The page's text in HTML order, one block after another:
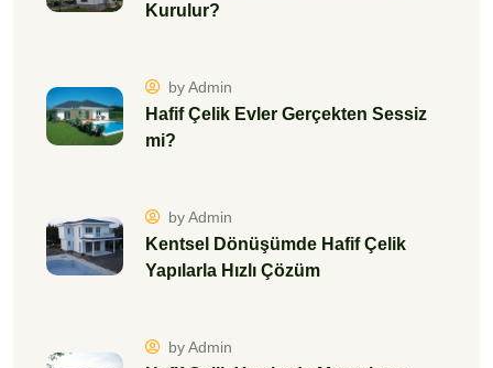
Kurulur?
by Admin
Hafif Çelik Evler Gerçekten Sessiz
mi?
by Admin
Kentsel Dönüşümde Hafif Çelik
Yapılarla Hızlı Çözüm
by Admin